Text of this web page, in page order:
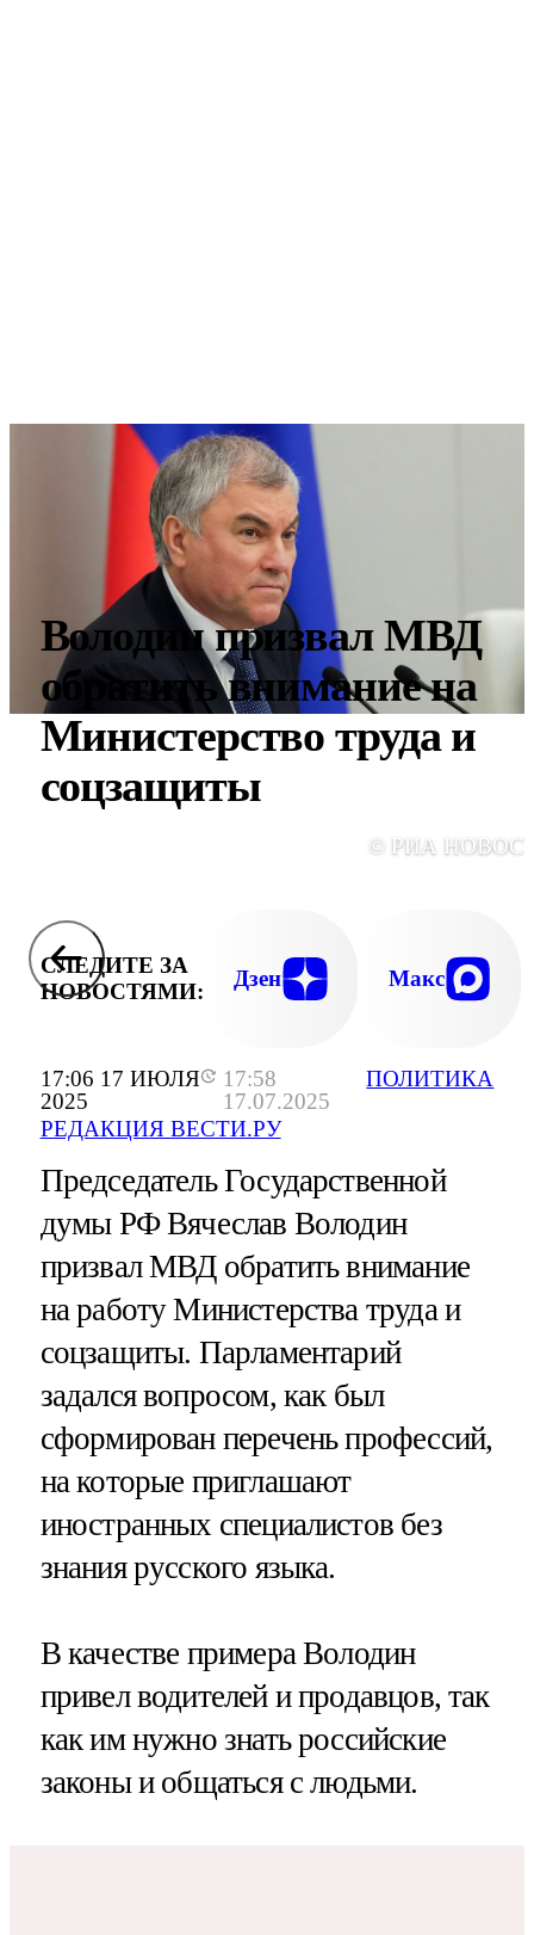
17:06 17 ИЮЛЯ
2025
17:58
17.07.2025
РЕДАКЦИЯ ВЕСТИ.РУ
ПОЛИТИКА
Володин призвал МВД
обратить внимание на
Министерство труда и
соцзащиты
© РИА
СЛЕДИТЕ ЗА
НОВОСТЯМИ:
Дзен Макс
Председатель Государственной
думы РФ Вячеслав Володин
призвал МВД обратить внимание
на работу Министерства труда и
соцзащиты. Парламентарий
задался вопросом, как был
сформирован перечень профессий,
на которые приглашают
иностранных специалистов без
знания русского языка.
В качестве примера Володин
привел водителей и продавцов, так
как им нужно знать российские
законы и общаться с людьми.